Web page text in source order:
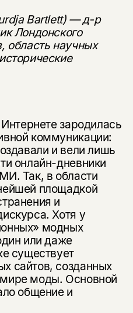
Bartlett) — д-р
Лондонского
область научных
зародилась
коммуникации:
и вели лишь
онлайн-дневники
Так, в области
площадкой
и
Хотя у
модных
или даже
существует
сайтов, созданных
моды. Основной
общение и